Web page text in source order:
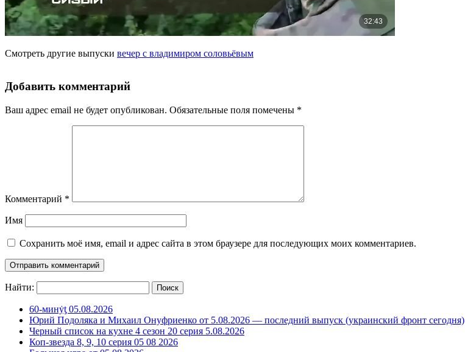
Смотреть другие выпуски вечер с владимиром соловьёвым
Добавить комментарий
Ваш адрес email не будет опубликован. Обязательные поля помечены *
Комментарий *
Имя
Сохранить моё имя, email и адрес сайта в этом браузере для последующих моих комментариев.
Найти:
60-минẏƫ 05.08.2026
Юрий Подоляка и Михаил Онуфриенко от 5.08.2026 — последний выпуск (украинский фронт сегодня)
Черный список на кухне 4 сезон 20 серия 5.08.2026
Коп-звезда 8, 9, 10 серия 05 08 2026